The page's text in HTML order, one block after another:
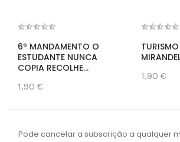
6º MANDAMENTO O
ESTUDANTE NUNCA
COPIA RECOLHE...
1,90 €
1,90 €
Pode cancelar a subscrição a qualquer